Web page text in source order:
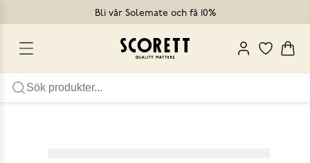
Bli vår Solemate och få 10%